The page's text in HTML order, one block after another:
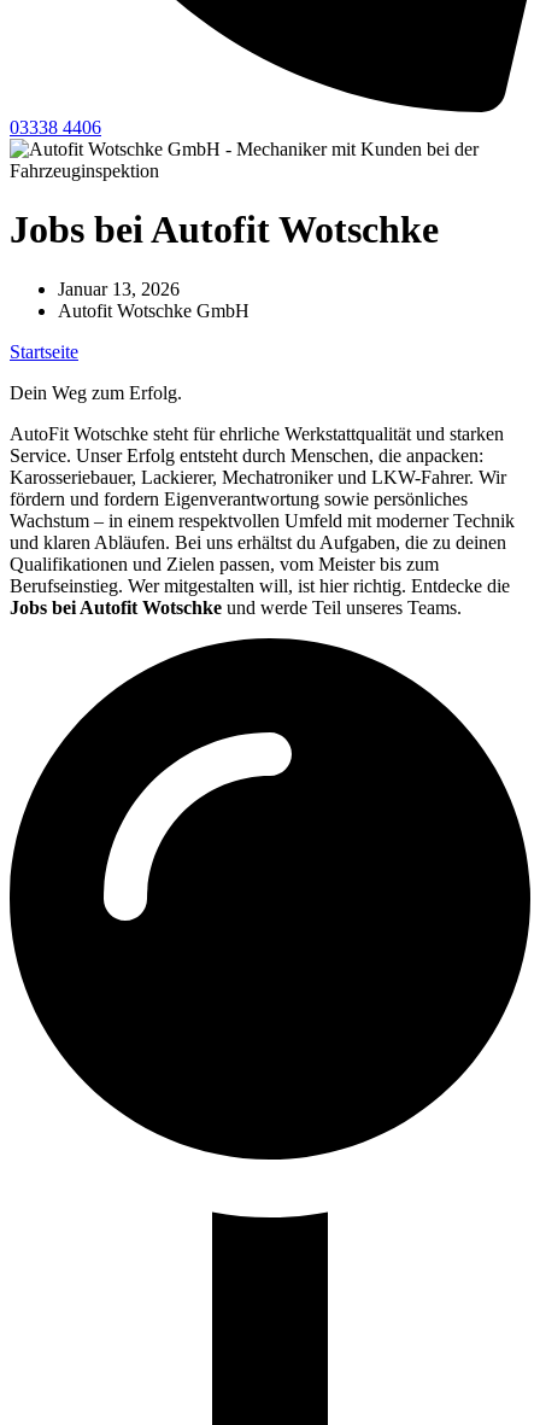
03338 4406
Jobs bei Autofit Wotschke
Januar 13, 2026
Autofit Wotschke GmbH
Startseite
Dein Weg zum Erfolg.
AutoFit Wotschke steht für ehrliche Werkstattqualität und starken
Service. Unser Erfolg entsteht durch Menschen, die anpacken:
Karosseriebauer, Lackierer, Mechatroniker und LKW-Fahrer. Wir
fördern und fordern Eigenverantwortung sowie persönliches
Wachstum – in einem respektvollen Umfeld mit moderner Technik
und klaren Abläufen. Bei uns erhältst du Aufgaben, die zu deinen
Qualifikationen und Zielen passen, vom Meister bis zum
Berufseinstieg. Wer mitgestalten will, ist hier richtig. Entdecke die
Jobs bei Autofit Wotschke und werde Teil unseres Teams.